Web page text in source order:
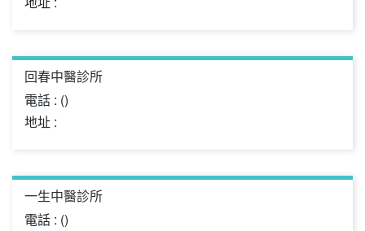
回春中醫診所
電話 : ()
地址 :
一生中醫診所
電話 : ()